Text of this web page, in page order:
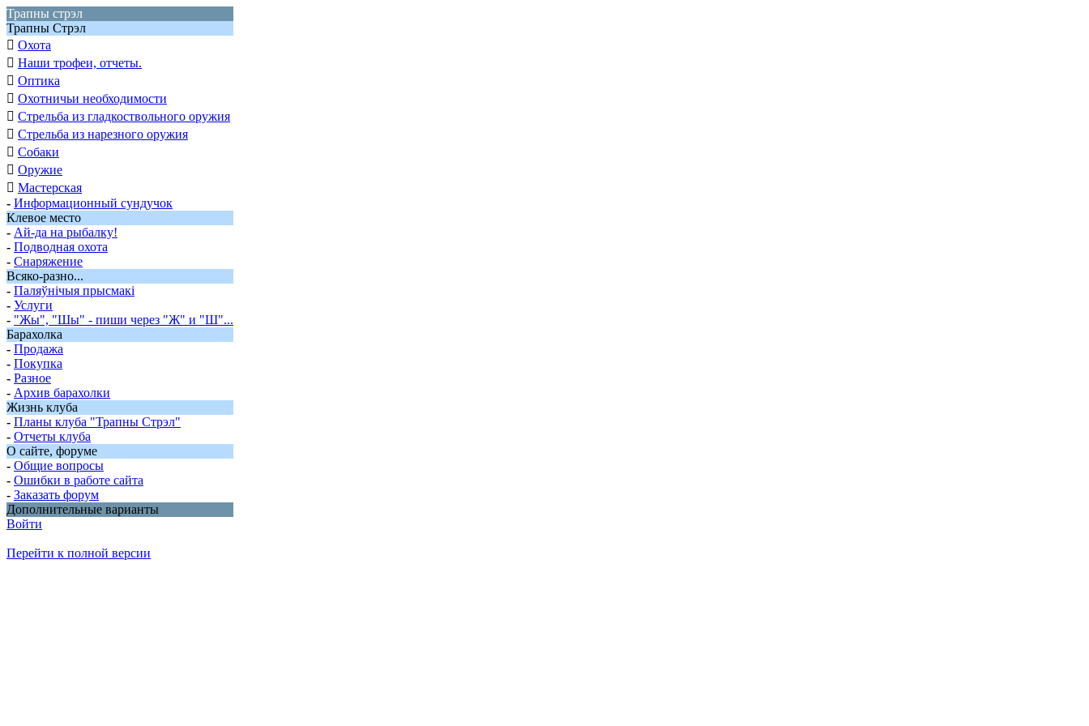
Трапны стрэл
Трапны Стрэл
 Охота
 Наши трофеи, отчеты.
 Оптика
 Охотничьи необходимости
 Стрельба из гладкоствольного оружия
 Стрельба из нарезного оружия
 Собаки
 Оружие
 Мастерская
- Информационный сундучок
Клевое место
- Ай-да на рыбалку!
- Подводная охота
- Снаряжение
Всяко-разно...
- Паляўнiчыя прысмакi
- Услуги
- "Жы", "Шы" - пиши через "Ж" и "Ш"...
Барахолка
- Продажа
- Покупка
- Разное
- Архив барахолки
Жизнь клуба
- Планы клуба "Трапны Стрэл"
- Отчеты клуба
О сайте, форуме
- Общие вопросы
- Ошибки в работе сайта
- Заказать форум
Дополнительные варианты
Войти
Перейти к полной версии